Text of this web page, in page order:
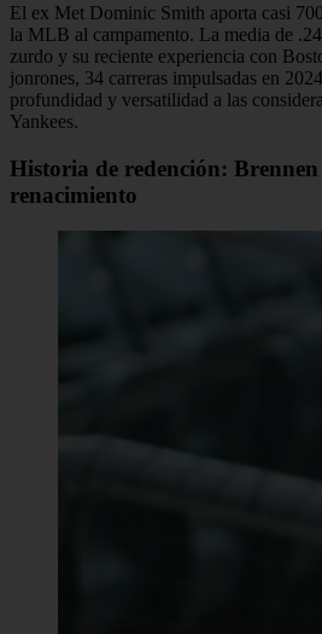
El ex Met Dominic Smith aporta casi
la MLB al campamento. La media de
zurdo y su reciente experiencia con
jonrones, 34 carreras impulsadas en
profundidad y versatilidad a las
Yankees.
Historia de redención:
renacimiento